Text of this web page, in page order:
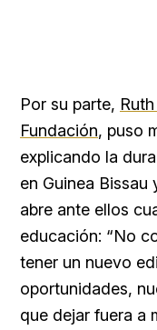
Por su parte,
Fundación, puso
explicando la
en Guinea
abre ante ellos
educación: “No
tener un nuevo
oportunidades,
que dejar fuera a